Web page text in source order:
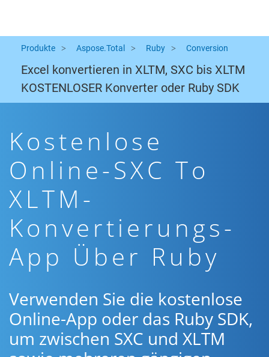
Produkte Aspose.Total Ruby Conversion
Excel konvertieren in XLTM, SXC bis XLTM
KOSTENLOSER Konverter oder Ruby SDK
Kostenlose
Online-SXC To
XLTM-
Konvertierungs-
App Über Ruby
Verwenden Sie die kostenlose
Online-App oder das Ruby SDK,
um zwischen SXC und XLTM